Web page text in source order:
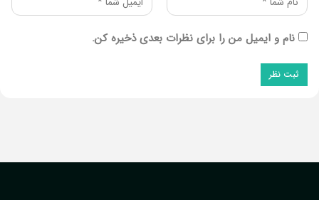
نام و ایمیل من را برای نظرات بعدی ذخیره کن.